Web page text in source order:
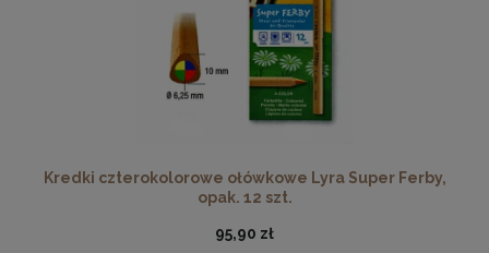
Kredki czterokolorowe ołówkowe Lyra Super Ferby,
opak. 12 szt.
95,90 zł